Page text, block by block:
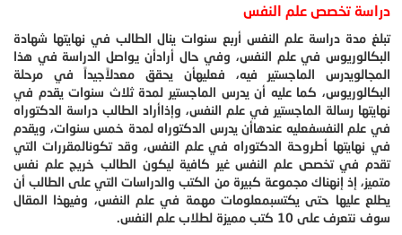
دراسة تخصص علم النفس
تبلغ مدة دراسة علم النفس أربع سنوات ينال الطالب في نهايتها شهادة
البكالوريوس في علم النفس، وفي حال أرادأن يواصل الدراسة في هذا
المجالويدرس الماجستير فيه، فعليهأن يحقق معدلاًجيداً في مرحلة
البكالوريوس، كما عليه أن يدرس الماجستير لمدة ثلاث سنوات يقدم في
نهايتها رسالة الماجستير في علم النفس، وإذاأراد الطالب دراسة الدكتوراه
في علم النفسفعليه عندهاأن يدرس الدكتوراه لمدة خمس سنوات، ويقدم
في نهايتها أطروحة الدكتوراه في علم النفس، وقد تكونالمقررات التي
تقدم في تخصص علم النفس غير كافية ليكون الطالب خريج علم نفس
متميز، إذ إنهناك مجموعة كبيرة من الكتب والدراسات التي على الطالب أن
يطلع عليها حتى يكتسبمعلومات مهمة في علم النفس، وفيهذا المقال
سوف نتعرف على 10 كتب مميزة لطلاب علم النفس.